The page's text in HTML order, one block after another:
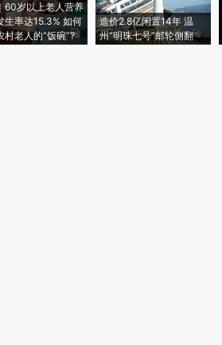
60岁以上老人营养
生率达15.3% 如何
村老人的“饭碗”?
造价2.8亿闲置14年 温
州“明珠七号”邮轮侧翻